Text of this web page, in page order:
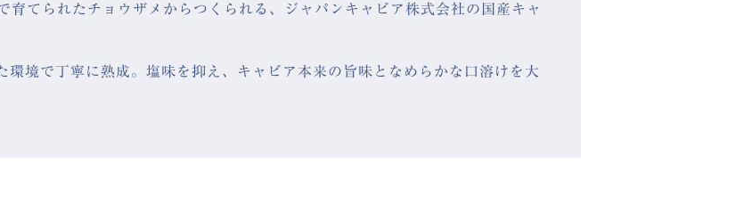
育てられたチョウザメからつくられる、ジャパンキャビア株式会社の国産キャ
環境で丁寧に熟成。塩味を抑え、キャビア本来の旨味となめらかな口溶けを大